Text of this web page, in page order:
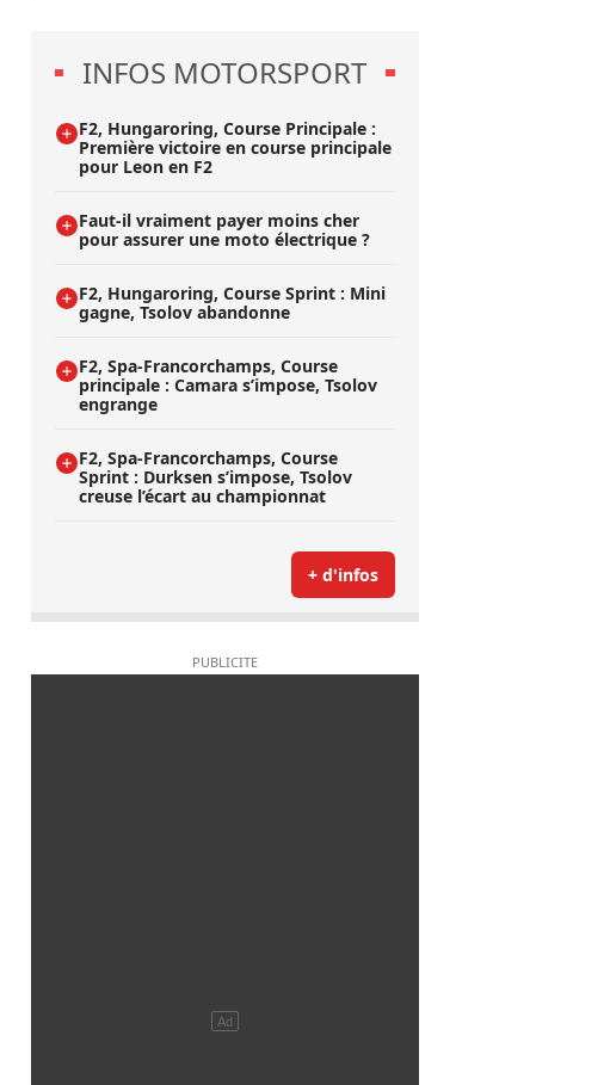
INFOS MOTORSPORT
F2, Hungaroring, Course Principale :
Première victoire en course principale
pour Leon en F2
Faut-il vraiment payer moins cher
pour assurer une moto électrique ?
F2, Hungaroring, Course Sprint : Mini
gagne, Tsolov abandonne
F2, Spa-Francorchamps, Course
principale : Camara s’impose, Tsolov
engrange
F2, Spa-Francorchamps, Course
Sprint : Durksen s’impose, Tsolov
creuse l’écart au championnat
+ d'infos